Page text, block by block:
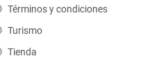
Términos y condiciones
Turismo
Tienda